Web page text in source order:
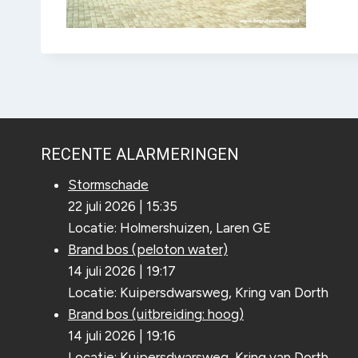
RECENTE ALARMERINGEN
Stormschade
22 juli 2026
15:35
Locatie: Holmershuizen, Laren GE
Brand bos (peloton water)
14 juli 2026
19:17
Locatie: Kuipersdwarsweg, Kring van Dorth
Brand bos (uitbreiding: hoog)
14 juli 2026
19:16